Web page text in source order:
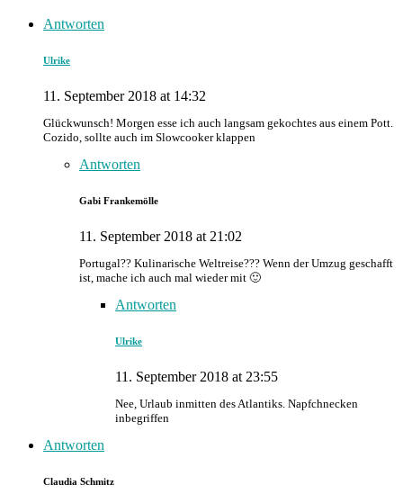
Antworten
Ulrike
11. September 2018 at 14:32
Glückwunsch! Morgen esse ich auch langsam gekochtes aus einem Pott.
Cozido, sollte auch im Slowcooker klappen
Antworten
Gabi Frankemölle
11. September 2018 at 21:02
Portugal?? Kulinarische Weltreise??? Wenn der Umzug geschafft
ist, mache ich auch mal wieder mit 🙂
Antworten
Ulrike
11. September 2018 at 23:55
Nee, Urlaub inmitten des Atlantiks. Napfchnecken
inbegriffen
Antworten
Claudia Schmitz